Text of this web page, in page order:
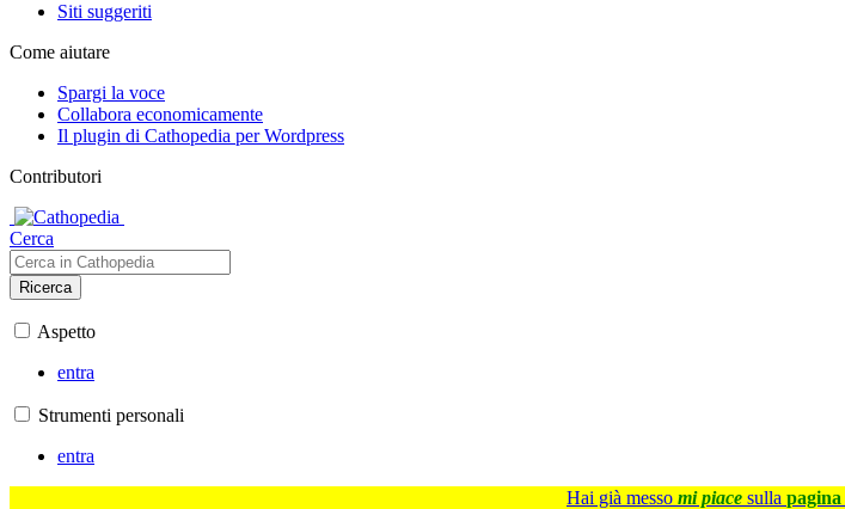
Siti suggeriti
Come aiutare
Spargi la voce
Collabora economicamente
Il plugin di Cathopedia per Wordpress
Contributori
Cerca
Ricerca
Aspetto
entra
Strumenti personali
entra
Hai già messo mi piace sulla pagina